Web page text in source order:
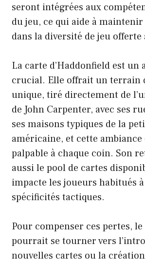
seront intégrées aux
du jeu, ce qui aide à
dans la diversité de jeu offerte
La carte d’Haddonfield est un
crucial. Elle offrait un terrain
unique, tiré directement de
de John Carpenter, avec ses
ses maisons typiques de la
américaine, et cette ambiance
palpable à chaque coin. Son
aussi le pool de cartes
impacte les joueurs habitués à
spécificités tactiques.
Pour compenser ces pertes,
pourrait se tourner vers
nouvelles cartes ou la